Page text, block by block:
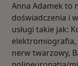
Anna Adamek to
doświadczenia i
usługi takie jak:
elektromiografia,
nerw twarzowy,